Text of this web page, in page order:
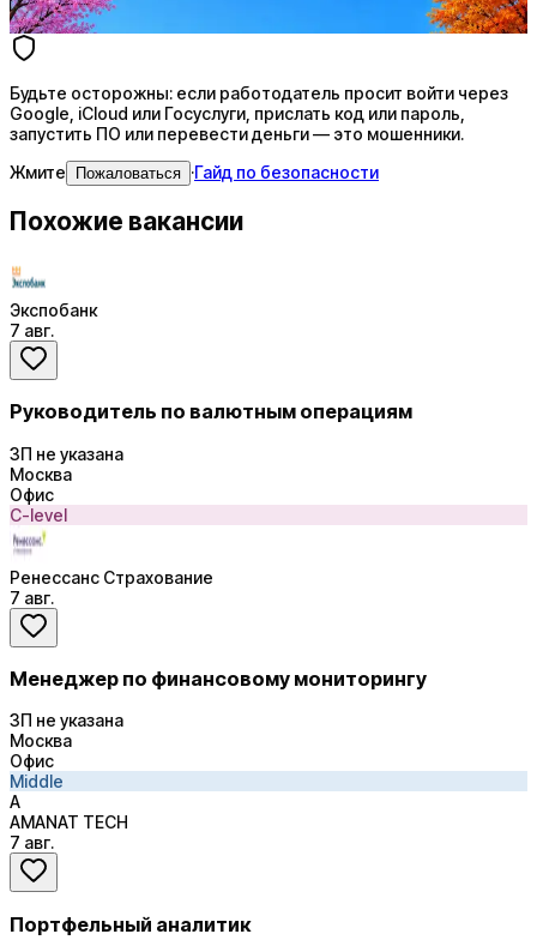
Будьте осторожны: если работодатель просит войти через
Google, iCloud или Госуслуги, прислать код или пароль,
запустить ПО или перевести деньги — это мошенники.
Жмите
Пожаловаться ·Гайд по безопасности
Похожие вакансии
Экспобанк
7 авг.
Руководитель по валютным операциям
ЗП не указана
Москва
Офис
C-level
Ренессанс Страхование
7 авг.
Менеджер по финансовому мониторингу
ЗП не указана
Москва
Офис
Middle
A
AMANAT TECH
7 авг.
Портфельный аналитик